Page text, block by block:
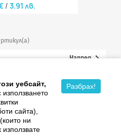
3.91 лв.
Напред
Върнете се в началото
уебсайт,
използването
сайта),
ни
Разбрах!